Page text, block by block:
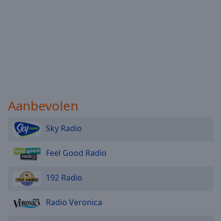
Aanbevolen
Sky Radio
Feel Good Radio
192 Radio
Radio Veronica